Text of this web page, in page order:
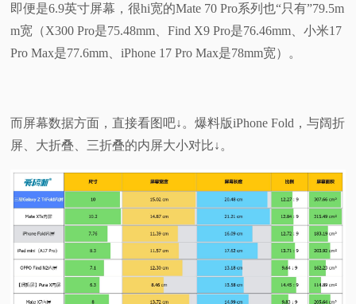
即便是6.9英寸屏幕，很hi宽的Mate 70 Pro系列也“只有”79.5m
m宽（X300 Pro是75.48mm、Find X9 Pro是76.46mm、小米17
Pro Max是77.6mm、iPhone 17 Pro Max是78mm宽）。
而屏幕数据方面，直接看图吧↓。爆料版iPhone Fold，与阔折
屏、大折叠、三折叠的内屏大小对比↓。